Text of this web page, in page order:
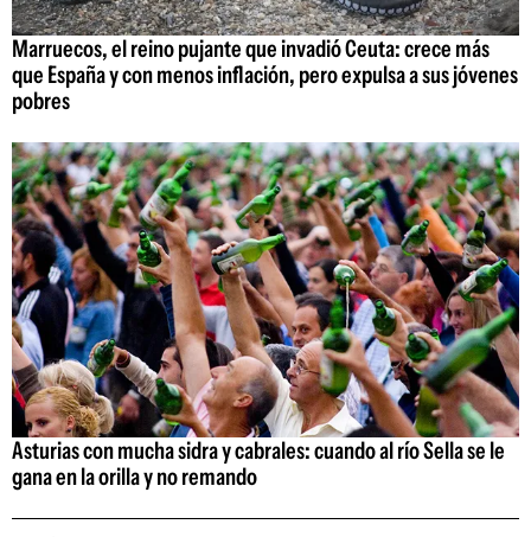
Marruecos, el reino pujante que invadió Ceuta: crece más
que España y con menos inflación, pero expulsa a sus jóvenes
pobres
Asturias con mucha sidra y cabrales: cuando al río Sella se le
gana en la orilla y no remando